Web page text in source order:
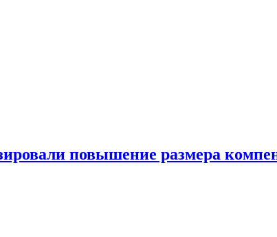
повышение размера